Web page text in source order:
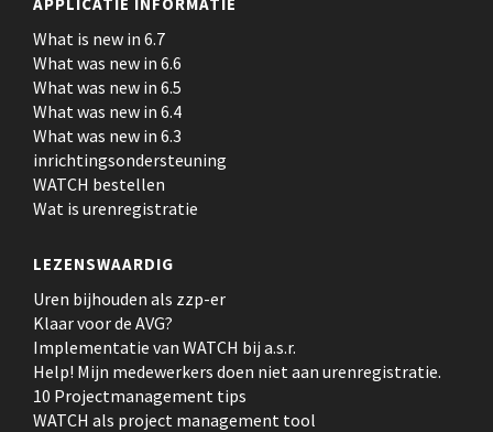
What is new in 6.7
What was new in 6.6
What was new in 6.5
What was new in 6.4
What was new in 6.3
inrichtingsondersteuning
WATCH bestellen
Wat is urenregistratie
LEZENSWAARDIG
Uren bijhouden als zzp-er
Klaar voor de AVG?
Implementatie van WATCH bij a.s.r.
Help! Mijn medewerkers doen niet aan urenregistratie.
10 Projectmanagement tips
WATCH als project management tool